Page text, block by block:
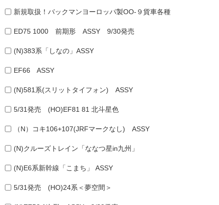
新規取扱！バックマンヨーロッパ製OO-９貨車各種
ED75 1000 前期形 ASSY 9/30発売
(N)383系「しなの」ASSY
EF66 ASSY
(N)581系(スリットタイフォン) ASSY
5/31発売 (HO)EF81 81 北斗星色
（N）コキ106+107(JRFマークなし) ASSY
(N)クルーズトレイン「ななつ星in九州」
(N)E6系新幹線「こまち」 ASSY
5/31発売 (HO)24系＜夢空間＞